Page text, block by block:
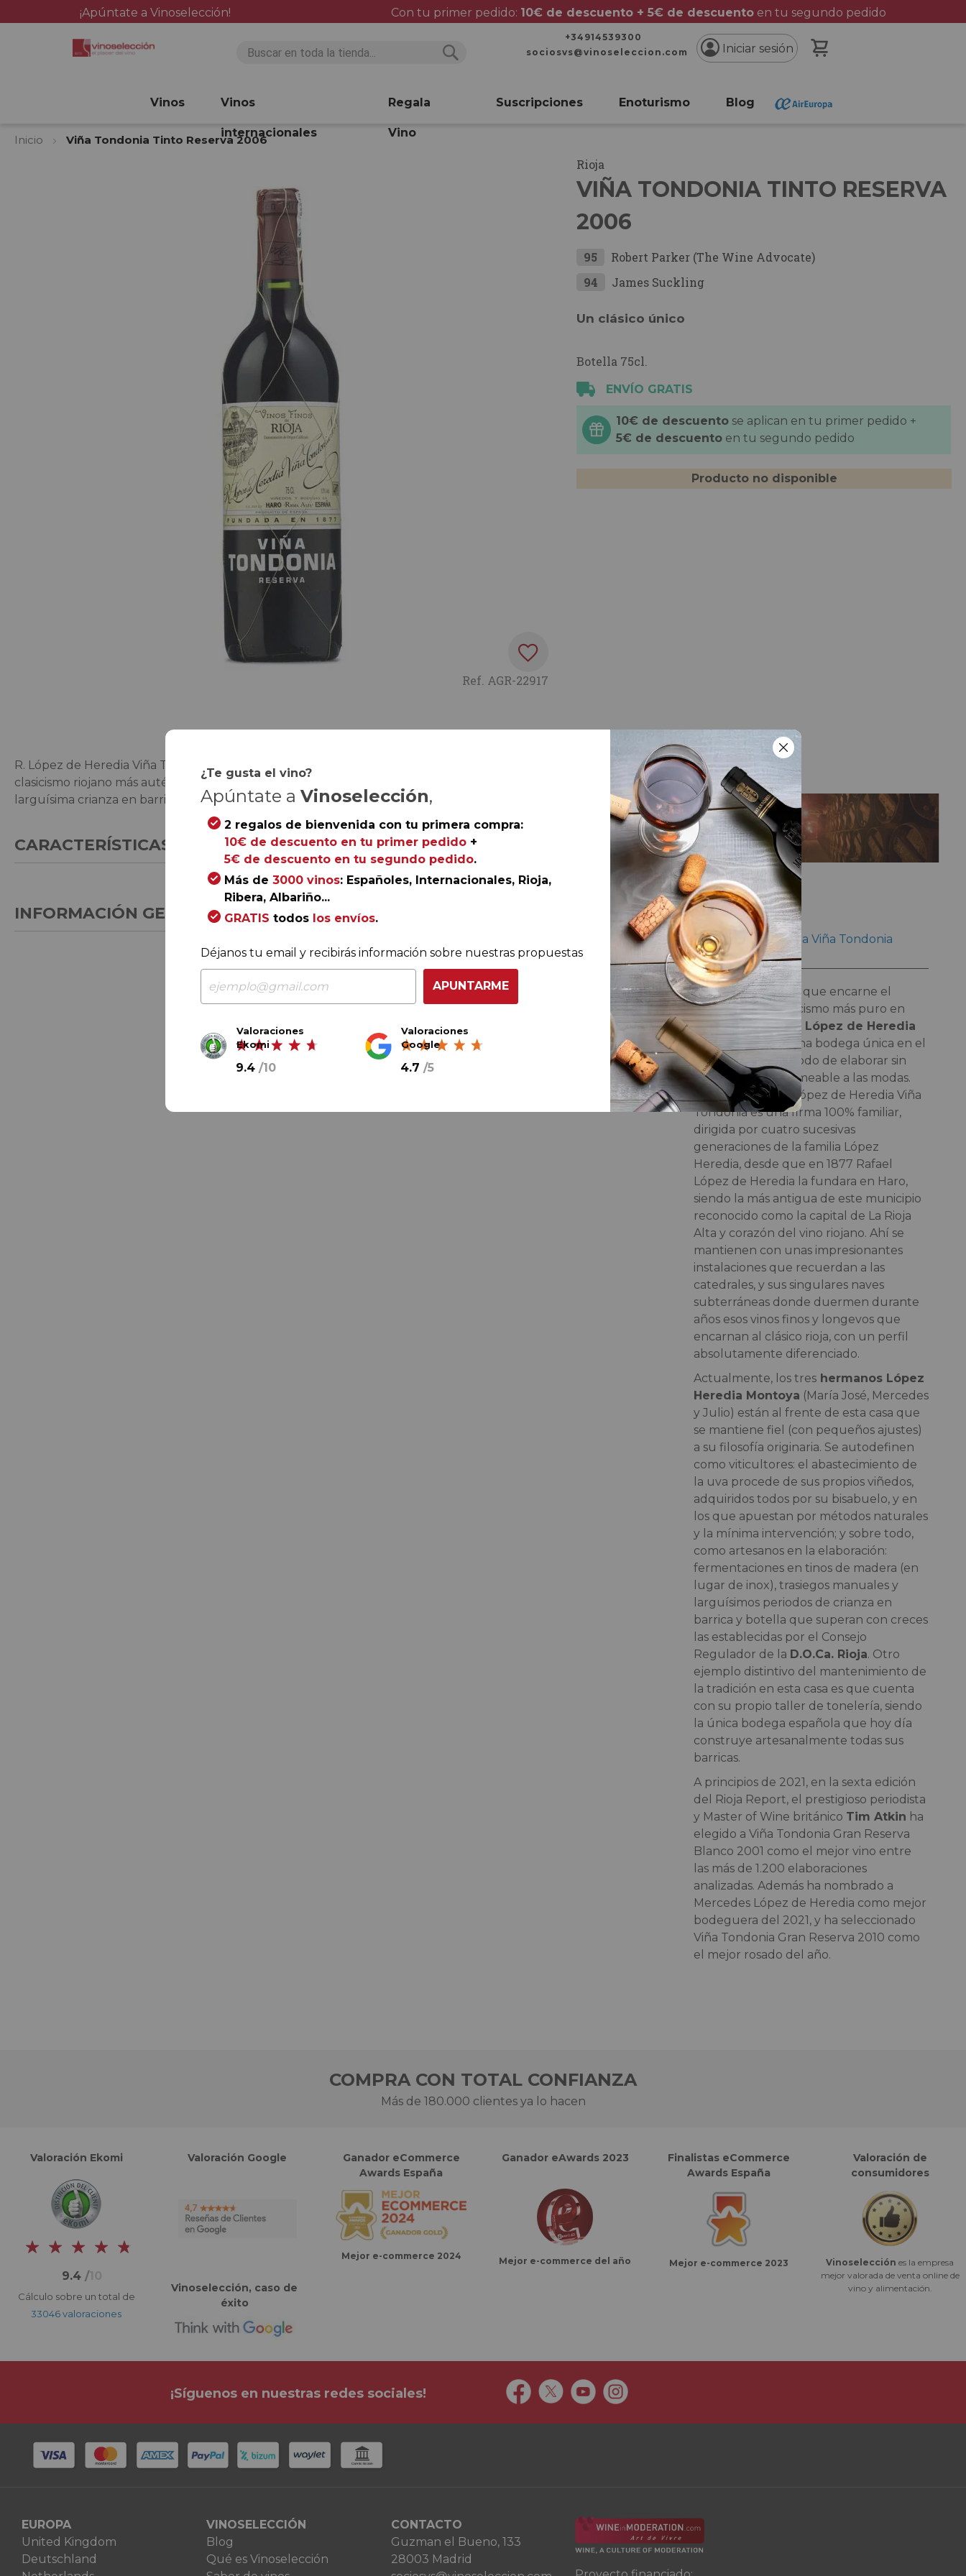
¡Apúntate a Vinoselección! Con tu primer pedido: 10€ de descuento + 5€ de descuentoen tu segundo pedido
+34914539300
sociosvs@vinoseleccion.com
Iniciar sesión
Vinos Vinos
internacionales
Regala
Vino
Suscripciones Enoturismo Blog
Inicio
Viña Tondonia Tinto Reserva 2006
la
galería
de
Ref. AGR-22917
Rioja
VIÑA TONDONIA TINTO RESERVA
2006
95
Robert Parker (The Wine Advocate)
94
James Suckling
Un clásico único
Botella 75cl.
ENVÍO GRATIS
10€ de descuento se aplican en tu primer pedido +
5€ de descuento en tu segundo pedido
Producto no disponible
R. López de Heredia Viña Tondonia es una bodega realmente única que ha hecho suyo el concepto de
clasicismo riojano más auténtico.Viña Tondonia Reserva 2006
larguísima crianza en barrica y botella.
CARACTERÍSTICAS GENERALES
INFORMACIÓN GENERAL
LA BODEGA
Bodega
R. López de Heredia Viña Tondonia
Si hay una bodega que encarne el
concepto del clasicismo más puro en
Rioja es sin duda R. López de Heredia
Viña Tondonia . Una bodega única en el
mundo, con un modo de elaborar sin
parangón e impermeable a las modas.
Para empezar, R. López de Heredia Viña
Tondonia es una firma 100% familiar,
dirigida por cuatro sucesivas
generaciones de la familia López
Heredia, desde que en 1877 Rafael
López de Heredia la fundara en Haro,
siendo la más antigua de este municipio
reconocido como la capital de La Rioja
Alta y corazón del vino riojano. Ahí se
mantienen con unas impresionantes
instalaciones que recuerdan a las
catedrales, y sus singulares naves
subterráneas donde duermen durante
años esos vinos finos y longevos que
encarnan al clásico rioja, con un perfil
absolutamente diferenciado.
Actualmente, los treshermanos López
Heredia Montoya (María José, Mercedes
y Julio) están al frente de esta casa que
se mantiene fiel (con pequeños ajustes)
a su filosofía originaria. Se autodefinen
como viticultores: el abastecimiento de
la uva procede de sus propios viñedos,
adquiridos todos por su bisabuelo, y en
los que apuestan por métodos naturales
y la mínima intervención; y sobre todo,
como artesanos en la elaboración:
fermentaciones en tinos de madera (en
lugar de inox), trasiegos manuales y
larguísimos periodos de crianza en
barrica y botella que superan con creces
las establecidas por el Consejo
Regulador de la D.O.Ca. Rioja. Otro
ejemplo distintivo del mantenimiento de
la tradición en esta casa es que cuenta
con su propio taller de tonelería, siendo
la única bodega española que hoy día
construye artesanalmente todas sus
barricas.
A principios de 2021, en la sexta edición
del Rioja Report, el prestigioso periodista
y Master of Wine británico Tim Atkin ha
elegido a Viña Tondonia Gran Reserva
Blanco 2001 como el mejor vino entre
las más de 1.200 elaboraciones
analizadas. Además ha nombrado a
Mercedes López de Heredia como mejor
bodeguera del 2021, y ha seleccionado
Viña Tondonia Gran Reserva 2010 como
el mejor rosado del año.
COMPRA CON TOTAL CONFIANZA
Más de 180.000 clientes ya lo hacen
Valoración Ekomi
9.4 /10
Cálculo sobre un total de
33046 valoraciones
Valoración Google
Vinoselección, caso de
éxito
Ganador eCommerce
Awards España
Mejor e-commerce 2024
Ganador eAwards 2023
Mejor e-commerce del año
Finalistas eCommerce
Awards España
Mejor e-commerce 2023
Valoración de
consumidores
Vinoselección es la empresa
mejor valorada de venta online de
vino y alimentación.
¡Síguenos en nuestras redes sociales!
EUROPA
United Kingdom
Deutschland
VINOSELECCIÓN
Blog
Qué es Vinoselección
CONTACTO
Guzman el Bueno, 133
28003 Madrid
¿Te gusta el vino?
Apúntate a Vinoselección,
2 regalos de bienvenida con tu primera compra:
10€ de descuento en tu primer pedido+
5€ de descuento en tu segundo pedido.
Más de 3000 vinos: Españoles, Internacionales, Rioja,
Ribera, Albariño...
GRATIS todos los envíos.
Déjanos tu email y recibirás información sobre nuestras propuestas
APUNTARME
Valoraciones
Ekomi
9.4 /10
Valoraciones
Google
4.7 /5